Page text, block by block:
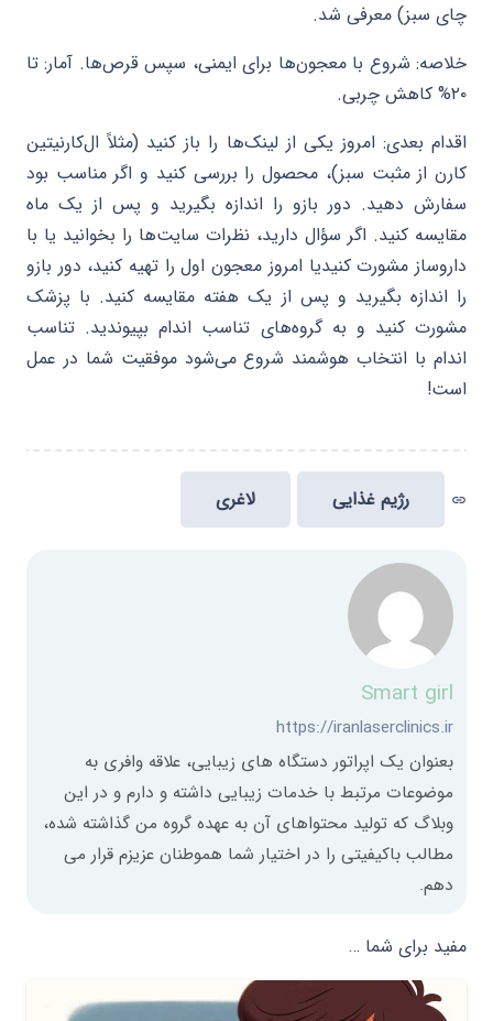
چای سبز) معرفی شد.
خلاصه: شروع با معجون‌ها برای ایمنی، سپس قرص‌ها. آمار: تا
۲۰% کاهش چربی.
اقدام بعدی: امروز یکی از لینک‌ها را باز کنید (مثلاً ال‌کارنیتین
کارن از مثبت سبز)، محصول را بررسی کنید و اگر مناسب بود
سفارش دهید. دور بازو را اندازه بگیرید و پس از یک ماه
مقایسه کنید. اگر سؤال دارید، نظرات سایت‌ها را بخوانید یا با
داروساز مشورت کنیدیا امروز معجون اول را تهیه کنید، دور بازو
را اندازه بگیرید و پس از یک هفته مقایسه کنید. با پزشک
مشورت کنید و به گروه‌های تناسب اندام بپیوندید. تناسب
اندام با انتخاب هوشمند شروع می‌شود موفقیت شما در عمل
است!
link رژیم غذایی لاغری
Smart girl
https://iranlaserclinics.ir
بعنوان یک اپراتور دستگاه های زیبایی، علاقه وافری به
موضوعات مرتبط با خدمات زیبایی داشته و دارم و در این
وبلاگ که تولید محتواهای آن به عهده گروه من گذاشته شده،
مطالب باکیفیتی را در اختیار شما هموطنان عزیزم قرار می
دهم.
مفید برای شما …